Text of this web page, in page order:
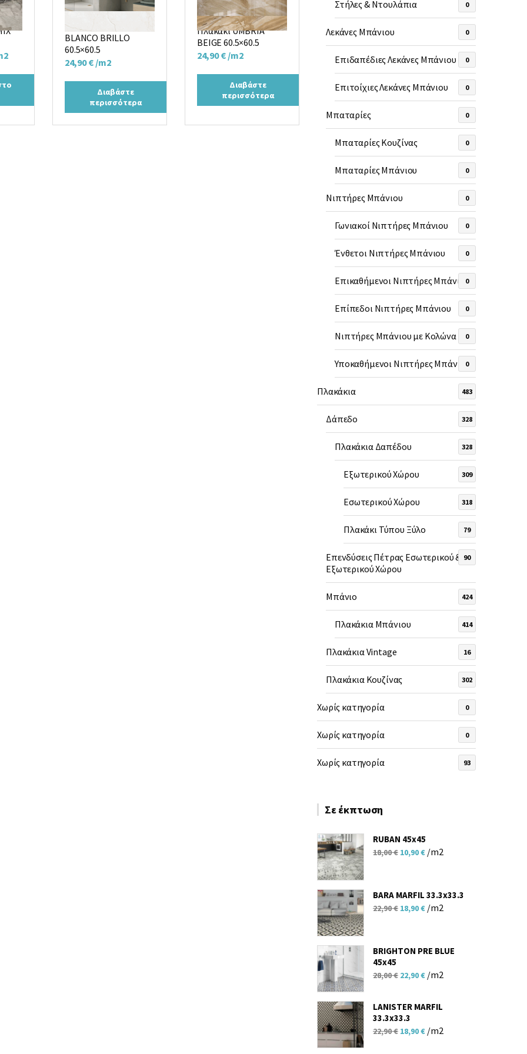
Πλακάκι SUBLIME
BLANCO BRILLO
60.5×60.5
24,90€ /m2
Διαβάστε
περισσότερα
Πλακάκι UMBRIA
BEIGE 60.5×60.5
24,90€ /m2
Διαβάστε
περισσότερα
Στήλες & Ντουλάπια 0
Λεκάνες Μπάνιου 0
Επιδαπέδιες Λεκάνες Μπάνιου 0
Επιτοίχιες Λεκάνες Μπάνιου 0
Μπαταρίες 0
Μπαταρίες Κουζίνας 0
Μπαταρίες Μπάνιου 0
Νιπτήρες Μπάνιου 0
Γωνιακοί Νιπτήρες Μπάνιου 0
Ένθετοι Νιπτήρες Μπάνιου 0
Επικαθήμενοι Νιπτήρες Μπάνιου
0
Επίπεδοι Νιπτήρες Μπάνιου 0
Νιπτήρες Μπάνιου με Κολώνα 0
Υποκαθήμενοι Νιπτήρες Μπάνιου
0
Πλακάκια 483
Δάπεδο 328
Πλακάκια Δαπέδου 328
Εξωτερικού Χώρου 309
Εσωτερικού Χώρου 318
Πλακάκι Τύπου Ξύλο 79
Επενδύσεις Πέτρας Εσωτερικού &
Εξωτερικού Χώρου
90
Μπάνιο 424
Πλακάκια Μπάνιου 414
Πλακάκια Vintage 16
Πλακάκια Κουζίνας 302
Χωρίς κατηγορία 0
Χωρίς κατηγορία 0
Χωρίς κατηγορία 93
Σε έκπτωση
RUBAN 45x45
18,00€ Original
18,00 €.
10,90€Η
είναι:
10,90 €.
/m2
BARA MARFIL 33.3x33.3
22,90€ Original
22,90 €.
18,90€Η
είναι:
/m2
BRIGHTON PRE BLUE
45x45
28,00€ Original
was:
28,00 €.
22,90€Η
τιμή
22,90 €.
/m2
LANISTER MARFIL
33.3x33.3
22,90€ Original
18,90€Η/m2